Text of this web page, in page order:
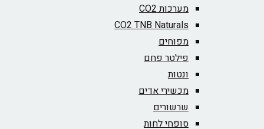
מערכות CO2
CO2 TNB Naturals
מפוחים
פילטר פחם
ונטות
מכשירי אדים
שרשורים
סופחי לחות